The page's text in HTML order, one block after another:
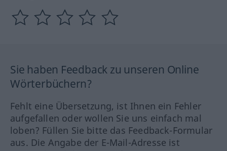
Sie haben Feedback zu unseren Online
Wörterbüchern?
Fehlt eine Übersetzung, ist Ihnen ein Fehler
aufgefallen oder wollen Sie uns einfach mal
loben? Füllen Sie bitte das Feedback-Formular
aus. Die Angabe der E-Mail-Adresse ist